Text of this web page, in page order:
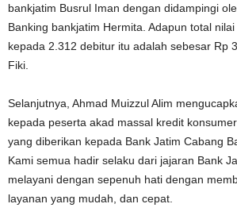
bankjatim Busrul Iman dengan didampingi
Banking bankjatim Hermita. Adapun total
kepada 2.312 debitur itu adalah sebesar Rp
Fiki.
Selanjutnya, Ahmad Muizzul Alim
kepada peserta akad massal kredit
yang diberikan kepada Bank Jatim Cabang
Kami semua hadir selaku dari jajaran Bank
melayani dengan sepenuh hati dengan
layanan yang mudah, dan cepat.